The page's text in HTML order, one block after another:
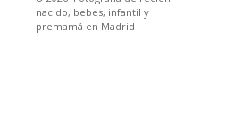
nacido, bebes, infantil y
premamá en Madrid ·